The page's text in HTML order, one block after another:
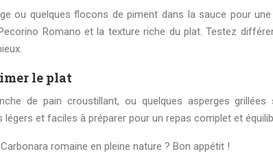
ou quelques flocons de piment dans la sauce pour
Romano et la texture riche du plat. Testez
le plat
de pain croustillant, ou quelques asperges grillées
et faciles à préparer pour un repas complet et
romaine en pleine nature ? Bon appétit !